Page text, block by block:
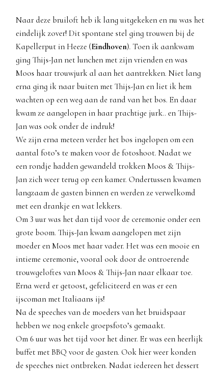
Naar deze bruiloft heb ik lang uitgekeken en nu was het
eindelijk zover! Dit spontane stel ging trouwen bij de
Kapellerput in Heeze (Eindhoven). Toen ik aankwam
ging Thijs-Jan net lunchen met zijn vrienden en was
Moos haar trouwjurk al aan het aantrekken. Niet lang
erna ging ik naar buiten met Thijs-Jan en liet ik hem
wachten op een weg aan de rand van het bos. En daar
kwam ze aangelopen in haar prachtige jurk.. en Thijs-
Jan was ook onder de indruk!
We zijn erna meteen verder het bos ingelopen om een
aantal foto’s te maken voor de fotoshoot. Nadat we
een rondje hadden gewandeld trokken Moos & Thijs-
Jan zich weer terug op een kamer. Ondertussen kwamen
langzaam de gasten binnen en werden ze verwelkomd
met een drankje en wat lekkers.
Om 3 uur was het dan tijd voor de ceremonie onder een
grote boom. Thijs-Jan kwam aangelopen met zijn
moeder en Moos met haar vader. Het was een mooie en
intieme ceremonie, vooral ook door de ontroerende
trouwgeloftes van Moos & Thijs-Jan naar elkaar toe.
Erna werd er getoost, gefeliciteerd en was er een
ijscoman met Italiaans ijs!
Na de speeches van de moeders van het bruidspaar
hebben we nog enkele groepsfoto’s gemaakt.
Om 6 uur was het tijd voor het diner. Er was een heerlijk
buffet met BBQ voor de gasten. Ook hier weer konden
de speeches niet ontbreken. Nadat iedereen het dessert